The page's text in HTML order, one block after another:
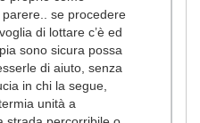
se procedere
di lottare c’è ed
sono sicura possa
di aiuto, senza
in chi la segue,
unità a